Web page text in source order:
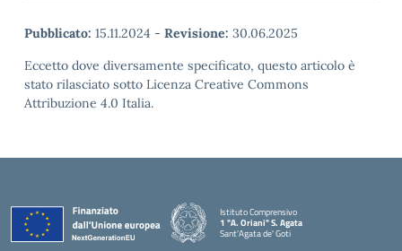
Pubblicato: 15.11.2024 - Revisione: 30.06.2025
Eccetto dove diversamente specificato, questo articolo è
stato rilasciato sotto Licenza Creative Commons
Attribuzione 4.0 Italia.
Istituto Comprensivo
1 "A. Oriani" S. Agata
Sant'Agata de' Goti
— Visita la pagina iniziale della scuola